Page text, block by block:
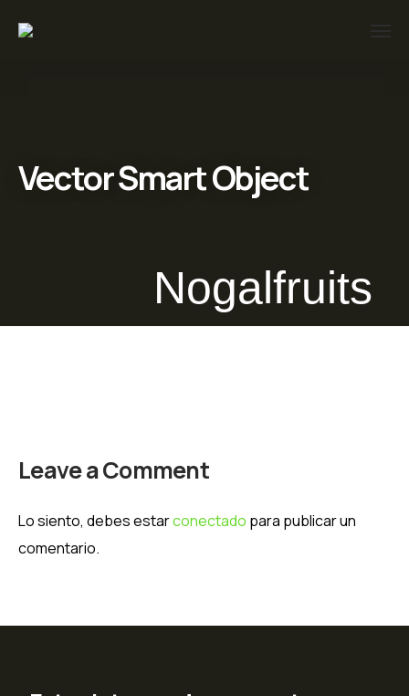
Vector Smart Object
Nogalfruits
Leave a Comment
Lo siento, debes estarconectado para publicar un
comentario.